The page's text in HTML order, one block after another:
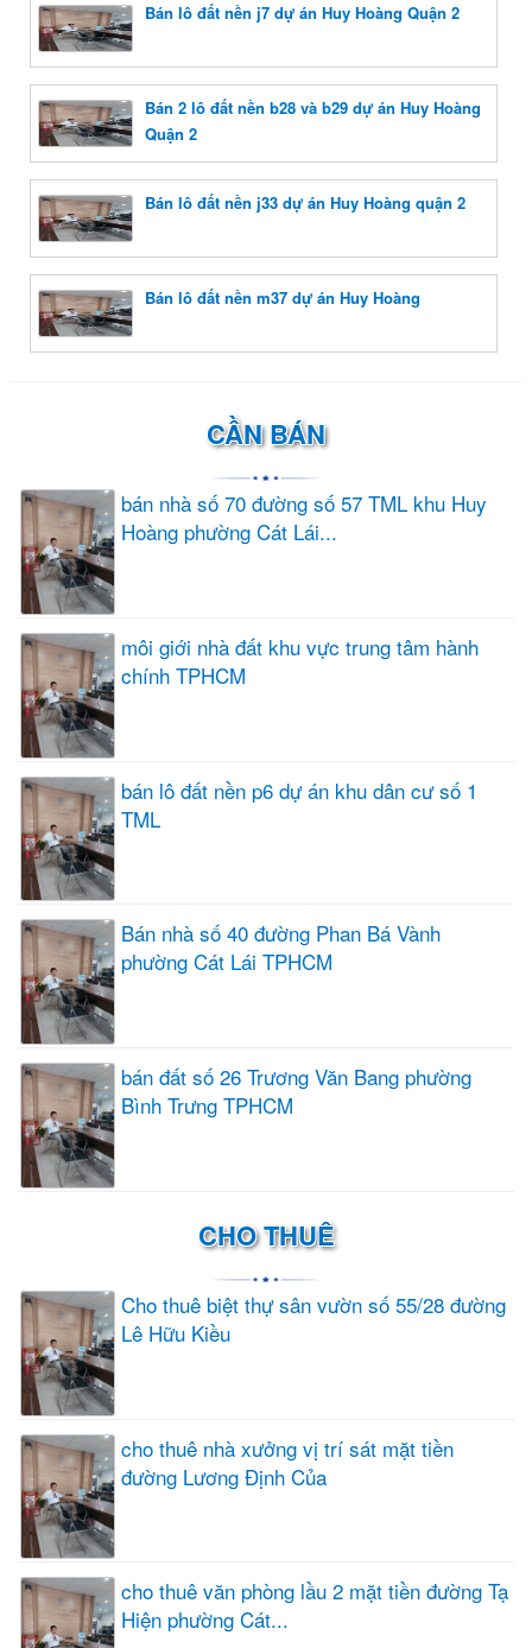
Bán lô đất nền j7 dự án Huy Hoàng Quận 2
Bán 2 lô đất nền b28 và b29 dự án Huy Hoàng
Quận 2
Bán lô đất nền j33 dự án Huy Hoàng quận 2
Bán lô đất nền m37 dự án Huy Hoàng
CẦN BÁN
bán nhà số 70 đường số 57 TML khu Huy
Hoàng phường Cát Lái...
môi giới nhà đất khu vực trung tâm hành
chính TPHCM
bán lô đất nền p6 dự án khu dân cư số 1
TML
Bán nhà số 40 đường Phan Bá Vành
phường Cát Lái TPHCM
bán đất số 26 Trương Văn Bang phường
Bình Trưng TPHCM
CHO THUÊ
Cho thuê biệt thự sân vườn số 55/28 đường
Lê Hữu Kiều
cho thuê nhà xưởng vị trí sát mặt tiền
đường Lương Định Của
cho thuê văn phòng lầu 2 mặt tiền đường Tạ
Hiện phường Cát...